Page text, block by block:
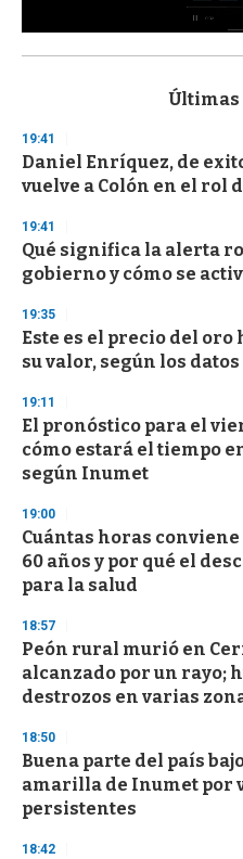
s
d
s
o
f
3
s
c
n
d
Últimas
19:41
Daniel Enríquez, de
vuelve a Colón en el rol
19:41
Qué significa la alerta
gobierno y cómo se
19:35
Este es el precio del oro
su valor, según los datos
19:11
El pronóstico para el
cómo estará el tiempo
según Inumet
19:00
Cuántas horas
60 años y por qué el
para la salud
18:57
Peón rural murió en
alcanzado por un rayo;
destrozos en varias
18:50
Buena parte del país
amarilla de Inumet por
persistentes
18:42